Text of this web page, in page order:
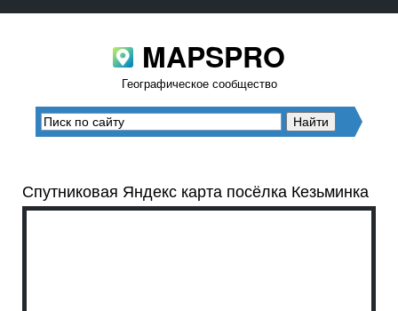
MAPSPRO
Географическое сообщество
Спутниковая Яндекс карта посёлка Кезьминка